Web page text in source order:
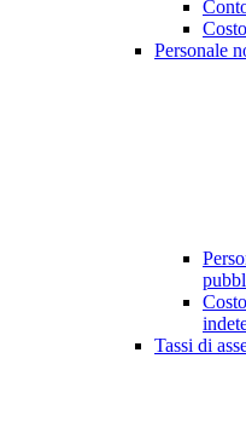
Personale
Tassi di